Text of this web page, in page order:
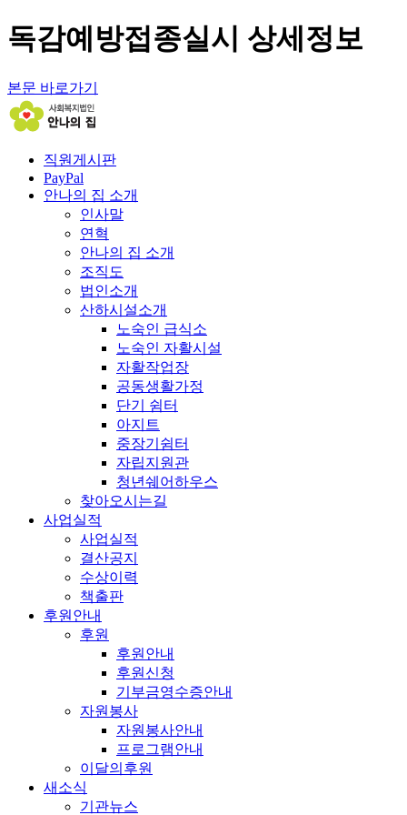
독감예방접종실시 상세정보
본문 바로가기
직원게시판
PayPal
안나의 집 소개
인사말
연혁
안나의 집 소개
조직도
법인소개
산하시설소개
노숙인 급식소
노숙인 자활시설
자활작업장
공동생활가정
단기 쉼터
아지트
중장기쉼터
자립지원관
청년쉐어하우스
찾아오시는길
사업실적
사업실적
결산공지
수상이력
책출판
후원안내
후원
후원안내
후원신청
기부금영수증안내
자원봉사
자원봉사안내
프로그램안내
이달의후원
새소식
기관뉴스